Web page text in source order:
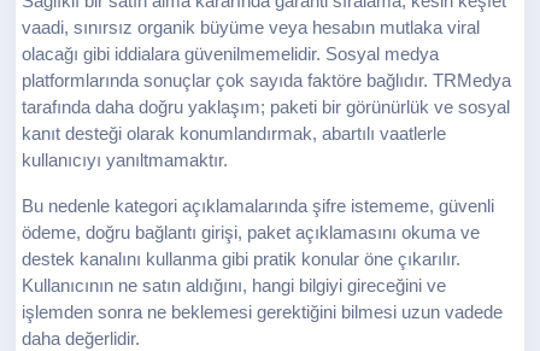
vaadi, sınırsız organik büyüme veya hesabın mutlaka viral
olacağı gibi iddialara güvenilmemelidir. Sosyal medya
platformlarında sonuçlar çok sayıda faktöre bağlıdır. TRMedya
tarafında daha doğru yaklaşım; paketi bir görünürlük ve sosyal
kanıt desteği olarak konumlandırmak, abartılı vaatlerle
kullanıcıyı yanıltmamaktır.
Bu nedenle kategori açıklamalarında şifre istememe, güvenli
ödeme, doğru bağlantı girişi, paket açıklamasını okuma ve
destek kanalını kullanma gibi pratik konular öne çıkarılır.
Kullanıcının ne satın aldığını, hangi bilgiyi gireceğini ve
işlemden sonra ne beklemesi gerektiğini bilmesi uzun vadede
daha değerlidir.